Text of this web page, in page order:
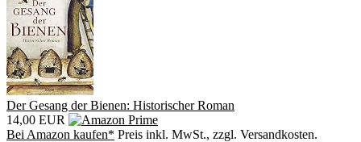
Der Gesang der Bienen: Historischer Roman
14,00 EUR
Bei Amazon kaufen* Preis inkl. MwSt., zzgl. Versandkosten.